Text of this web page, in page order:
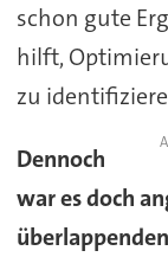
schon gute
hilft,
zu
Dennoch
war es doch